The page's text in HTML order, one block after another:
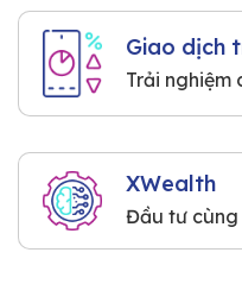
Giao dịch
Trải nghiệm
XWealth
Đầu tư cùng